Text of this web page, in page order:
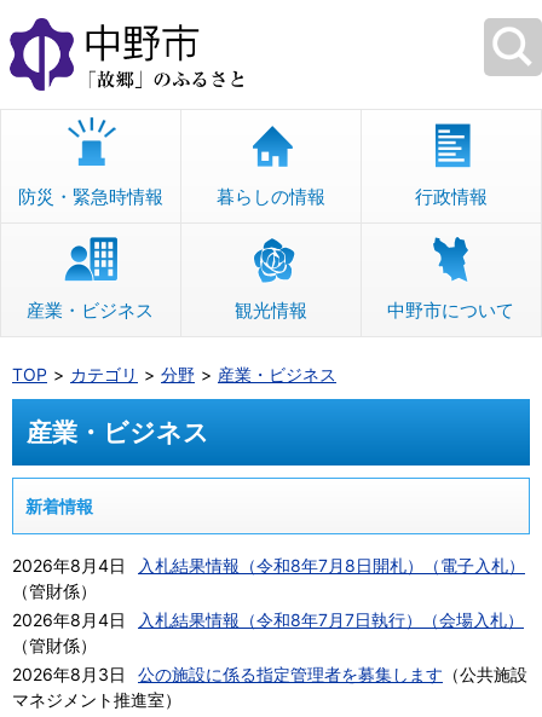
本
文
へ
移
防災・緊急時情報 暮らしの情報 行政情報
産業・ビジネス 観光情報 中野市について
TOP カテゴリ 分野 産業・ビジネス
産業・ビジネス
新着情報
2026年8月4日
入札結果情報（令和8年7月8日開札）（電子入札）
（管財係）
2026年8月4日
入札結果情報（令和8年7月7日執行）（会場入札）
（管財係）
2026年8月3日
公の施設に係る指定管理者を募集します （公共施設
マネジメント推進室）